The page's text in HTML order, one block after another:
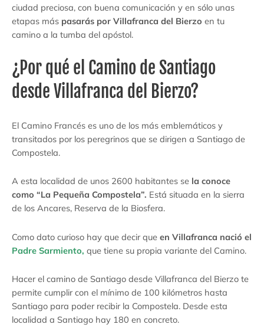
ciudad preciosa, con buena comunicación y en sólo unas
etapas más pasarás por Villafranca del Bierzo en tu
camino a la tumba del apóstol.
¿Por qué el Camino de Santiago
desde Villafranca del Bierzo?
El Camino Francés es uno de los más emblemáticos y
transitados por los peregrinos que se dirigen a Santiago de
Compostela.
A esta localidad de unos 2600 habitantes se la conoce
como “La Pequeña Compostela”. Está situada en la sierra
de los Ancares, Reserva de la Biosfera.
Como dato curioso hay que decir que en Villafranca nació el
Padre Sarmiento, que tiene su propia variante del Camino.
Hacer el camino de Santiago desde Villafranca del Bierzo te
permite cumplir con el mínimo de 100 kilómetros hasta
Santiago para poder recibir la Compostela. Desde esta
localidad a Santiago hay 180 en concreto.